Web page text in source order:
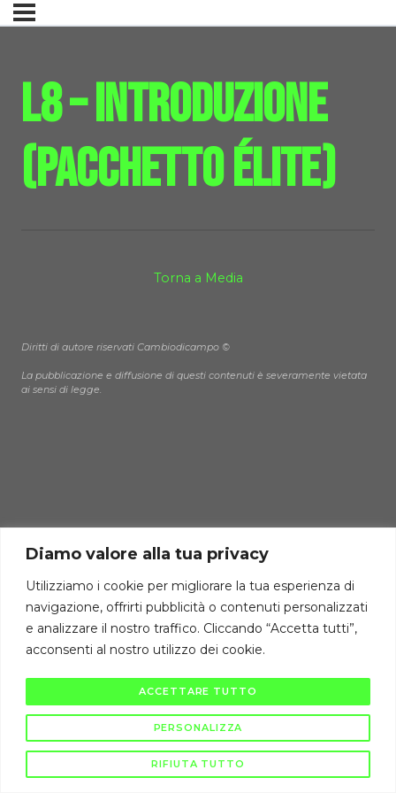
Diamo valore alla tua privacy
Utilizziamo i cookie per migliorare la tua esperienza di
navigazione, offrirti pubblicità o contenuti personalizzati
e analizzare il nostro traffico. Cliccando “Accetta tutti”,
acconsenti al nostro utilizzo dei cookie.
PERSONALIZZA
RIFIUTA TUTTO
ACCETTARE TUTTO
L8 – Introduzione
(Pacchetto Élite)
Torna a Media
Diritti di autore riservati Cambiodicampo ©
La pubblicazione e diffusione di questi contenuti è severamente vietata
ai sensi di legge.